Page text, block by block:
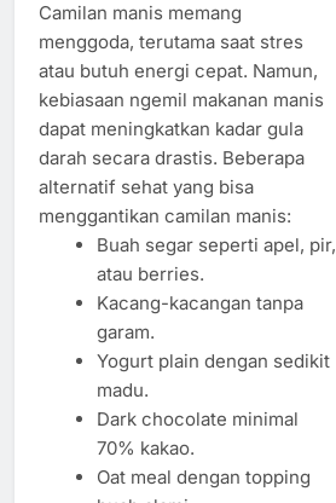
Camilan manis memang
menggoda, terutama saat stres
atau butuh energi cepat. Namun,
kebiasaan ngemil makanan manis
dapat meningkatkan kadar gula
darah secara drastis. Beberapa
alternatif sehat yang bisa
menggantikan camilan manis:
Buah segar seperti apel, pir,
atau berries.
Kacang-kacangan tanpa
garam.
Yogurt plain dengan sedikit
madu.
Dark chocolate minimal
70% kakao.
Oat meal dengan topping